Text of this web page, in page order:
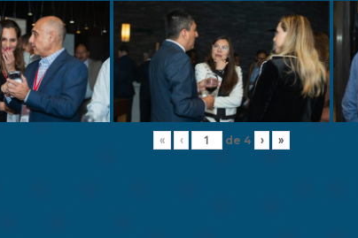
« ‹ de 4 › »